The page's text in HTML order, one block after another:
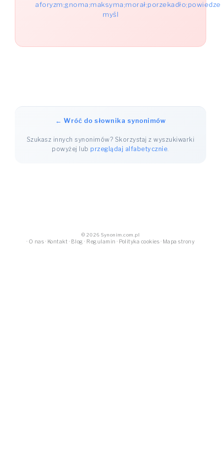
myśl
← Wróć do słownika synonimów
Szukasz innych synonimów? Skorzystaj z wyszukiwarki
powyżej lubprzeglądaj alfabetycznie.
© 2026 Synonim.com.pl
· O nas · Kontakt · Blog · Regulamin · Polityka cookies · Mapa strony